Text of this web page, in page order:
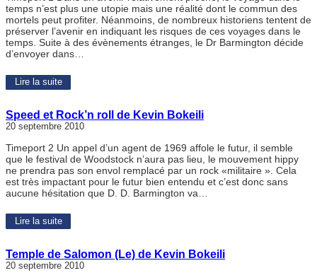
temps n’est plus une utopie mais une réalité dont le commun des
mortels peut profiter. Néanmoins, de nombreux historiens tentent de
préserver l’avenir en indiquant les risques de ces voyages dans le
temps. Suite à des évènements étranges, le Dr Barmington décide
d’envoyer dans…
Lire la suite
Speed et Rock’n roll de Kevin Bokeili
20 septembre 2010
Timeport 2 Un appel d’un agent de 1969 affole le futur, il semble
que le festival de Woodstock n’aura pas lieu, le mouvement hippy
ne prendra pas son envol remplacé par un rock «militaire ». Cela
est très impactant pour le futur bien entendu et c’est donc sans
aucune hésitation que D. D. Barmington va…
Lire la suite
Temple de Salomon (Le) de Kevin Bokeili
20 septembre 2010